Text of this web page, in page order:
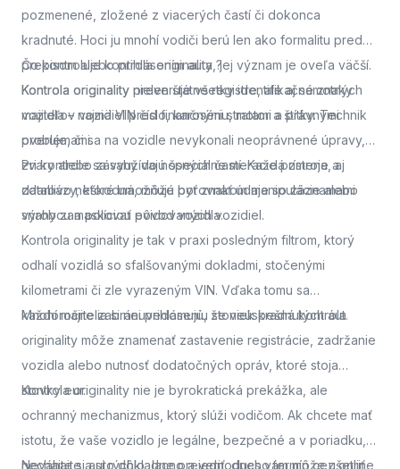
pozmenené, zložené z viacerých častí či dokonca
kradnuté. Hoci ju mnohí vodiči berú len ako formalitu pred
prepisom alebo prihlásením auta, jej význam je oveľa väčší.
Kontrola originality nielen štátne registre, ale aj samotných
majiteľov vozidiel pred finančnými stratami a právnymi
problémami.
Čo kontroluje kontrola originality ?
Kontrola originality preveruje všetky identifikačné znaky
vozidla – najmä VIN číslo, karosériu, motor a štítky. Technik
overuje, či sa na vozidle nevykonali neoprávnené úpravy,
zvary alebo zásahy do nosných častí. Každá zmena, aj
zdanlivo neškodná, môže byť znakom manipulácie alebo
snahy zamaskovať pôvod vozidla.
Pri kontrole sa využívajú špeciálne meracie prístroje a
databázy, ktoré umožňujú porovnať údaje so záznamami
výrobcu a políciou evidovaných vozidiel.
Kontrola originality je tak v praxi posledným filtrom, ktorý
odhalí vozidlá so sfalšovanými dokladmi, stočenými
kilometrami či zle vyrazeným VIN. Vďaka tomu sa
každoročne zabráni prihláseniu stoviek kradnutých áut.
Mnohí majitelia si neuvedomujú, že neúspešná kontrola
originality môže znamenať zastavenie registrácie, zadržanie
vozidla alebo nutnosť dodatočných opráv, ktoré stoja
stovky eur.
Kontrola originality nie je byrokratická prekážka, ale
ochranný mechanizmus, ktorý slúži vodičom. Ak chcete mať
istotu, že vaše vozidlo je legálne, bezpečné a v poriadku,
nechajte si auto dôkladne preveriť.dnes vám môže ušetriť
Neváhajte asi rýchlo, lacno a jednoducho termín cez online